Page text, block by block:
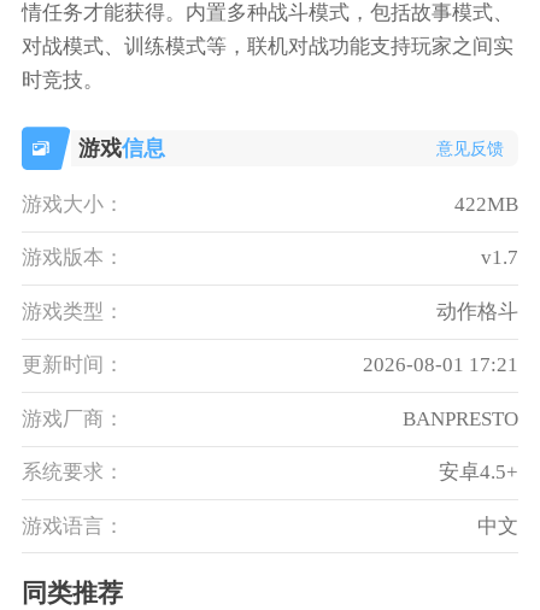
情任务才能获得。内置多种战斗模式，包括故事模式、
对战模式、训练模式等，联机对战功能支持玩家之间实
时竞技。
游戏信息 意见反馈
游戏大小： 422MB
游戏版本： v1.7
游戏类型： 动作格斗
更新时间： 2026-08-01 17:21
游戏厂商： BANPRESTO
系统要求： 安卓4.5+
游戏语言： 中文
同类推荐